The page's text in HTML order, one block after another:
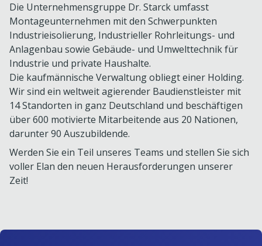
Die Unternehmensgruppe Dr. Starck umfasst
Montageunternehmen mit den Schwerpunkten
Industrieisolierung, Industrieller Rohrleitungs- und
Anlagenbau sowie Gebäude- und Umwelttechnik für
Industrie und private Haushalte.
Die kaufmännische Verwaltung obliegt einer Holding.
Wir sind ein weltweit agierender Baudienstleister mit
14 Standorten in ganz Deutschland und beschäftigen
über 600 motivierte Mitarbeitende aus 20 Nationen,
darunter 90 Auszubildende.
Werden Sie ein Teil unseres Teams und stellen Sie sich
voller Elan den neuen Herausforderungen unserer
Zeit!